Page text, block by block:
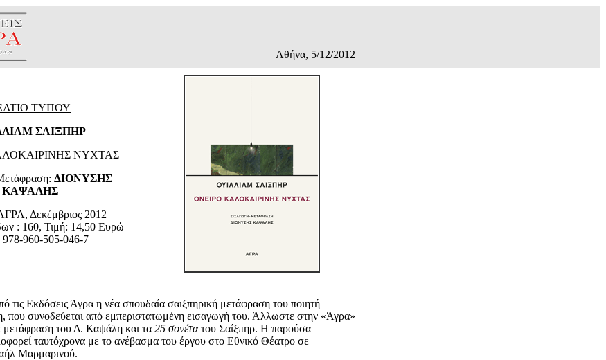
Αθήνα, 5/12/2012
ΤΥΠΟΥ
ΣΑΙΞΠΗΡ
ΝΥΧΤΑΣ
ΔΙΟΝΥΣΗΣ
ΚΑΨΑΛΗΣ
Δεκέμβριος 2012
: 160, Τιμή: 14,50 Ευρώ
960-505-046-7
τις Εκδόσεις Άγρα η νέα σπουδαία σαιξπηρική μετάφραση του ποιητή
που συνοδεύεται από εμπεριστατωμένη εισαγωγή του. Άλλωστε στην «Άγρα»
του Δ. Καψάλη και τα 25 σονέτατου Σαίξπηρ. Η παρούσα
ταυτόχρονα με το ανέβασμα του έργου στο Εθνικό Θέατρο σε
Μαρμαρινού.